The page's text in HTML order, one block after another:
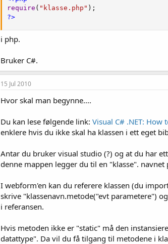
require ( "klasse.php" ) ;
?>
i php.
Bruker C#.
15 Jul 2010
Hvor skal man begynne....
Du kan lese følgende link: Visual C# .NET: How
enklere hvis du ikke skal ha klassen i ett eget
Antar du bruker visual studio (?) og at du har
denne mappen legger du til en "klasse".
I webform'en kan du referere klassen (du
skrive "klassenavn.metode("evt parametere")
i referansen.
Hvis metoden ikke er "static" må den
datattype". Da vil du få tilgang til metodene i